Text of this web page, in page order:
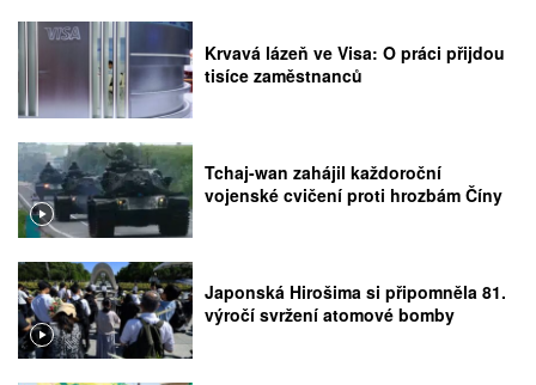
Krvavá lázeň ve Visa: O práci přijdou
tisíce zaměstnanců
Tchaj-wan zahájil každoroční
vojenské cvičení proti hrozbám Číny
Japonská Hirošima si připomněla 81.
výročí svržení atomové bomby